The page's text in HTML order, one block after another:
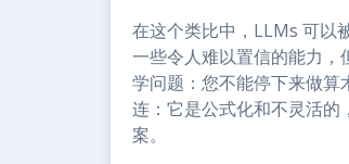
在这个类比中，LLMs 可以
一些令人难以置信的能力，
学问题：您不能停下来做算
连：它是公式化和不灵活
案。